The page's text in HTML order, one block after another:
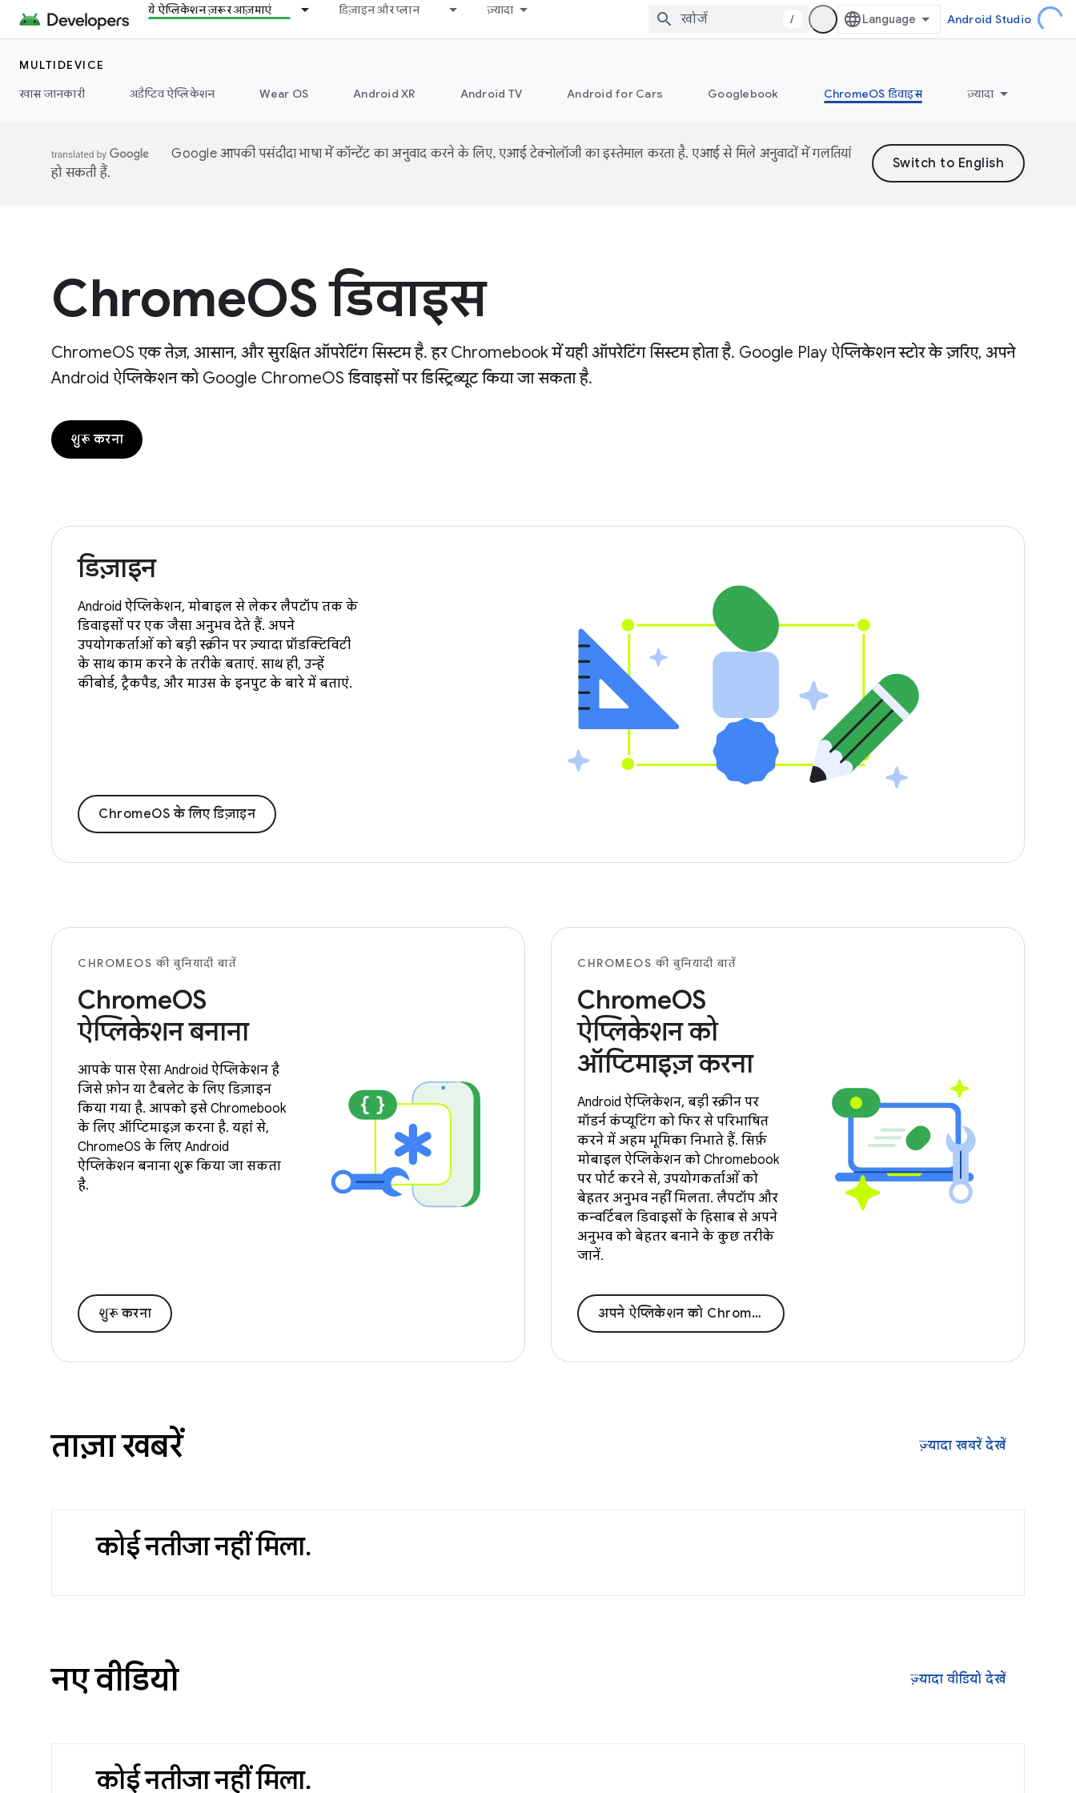
ये ऐप्लिकेशन ज़रूर आज़माएं डिज़ाइन और प्लान ज़्यादा
/ Android Studio
MULTIDEVICE
खास जानकारी
अडैप्टिव ऐप्लिकेशन Wear OS Android XR Android TV Android for Cars Googlebook ChromeOS डिवाइस ज़्यादा
Google आपकी पसंदीदा भाषा में कॉन्टेंट का अनुवाद करने के लिए, एआई टेक्नोलॉजी का इस्तेमाल करता है. एआई से मिले अनुवादों में गलतियां
हो सकती हैं.
ChromeOS डिवाइस
ChromeOS एक तेज़, आसान, और सुरक्षित ऑपरेटिंग सिस्टम है. हर Chromebook में यही ऑपरेटिंग सिस्टम होता है. Google Play ऐप्लिकेशन स्टोर के ज़रिए, अपने
Android ऐप्लिकेशन को Google ChromeOS डिवाइसों पर डिस्ट्रिब्यूट किया जा सकता है.
शुरू करना
डिज़ाइन
Android ऐप्लिकेशन, मोबाइल से लेकर लैपटॉप तक के
डिवाइसों पर एक जैसा अनुभव देते हैं. अपने
उपयोगकर्ताओं को बड़ी स्क्रीन पर ज़्यादा प्रॉडक्टिविटी
के साथ काम करने के तरीके बताएं. साथ ही, उन्हें
कीबोर्ड, ट्रैकपैड, और माउस के इनपुट के बारे में बताएं.
ChromeOS के लिए डिज़ाइन
CHROMEOS की बुनियादी बातें
ChromeOS
ऐप्लिकेशन बनाना
आपके पास ऐसा Android ऐप्लिकेशन है
जिसे फ़ोन या टैबलेट के लिए डिज़ाइन
किया गया है. आपको इसे Chromebook
के लिए ऑप्टिमाइज़ करना है. यहां से,
ChromeOS के लिए Android
ऐप्लिकेशन बनाना शुरू किया जा सकता
है.
शुरू करना
CHROMEOS की बुनियादी बातें
ChromeOS
ऐप्लिकेशन को
ऑप्टिमाइज़ करना
Android ऐप्लिकेशन, बड़ी स्क्रीन पर
मॉडर्न कंप्यूटिंग को फिर से परिभाषित
करने में अहम भूमिका निभाते हैं. सिर्फ़
मोबाइल ऐप्लिकेशन को Chromebook
पर पोर्ट करने से, उपयोगकर्ताओं को
बेहतर अनुभव नहीं मिलता. लैपटॉप और
कन्वर्टिबल डिवाइसों के हिसाब से अपने
अनुभव को बेहतर बनाने के कुछ तरीके
जानें.
अपने ऐप्लिकेशन को ChromeOS के लिए ऑप्टिमाइज़ करना
ताज़ा खबरें ज़्यादा खबरें देखें
कोई नतीजा नहीं मिला.
नए वीडियो ज़्यादा वीडियो देखें
कोई नतीजा नहीं मिला.